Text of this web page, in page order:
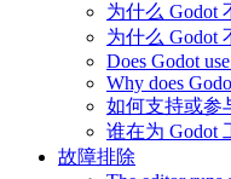
为什么 Godot
为什么 Godot
Does Godot
Why does
如何支持或参
谁在为 Godot
故障排除